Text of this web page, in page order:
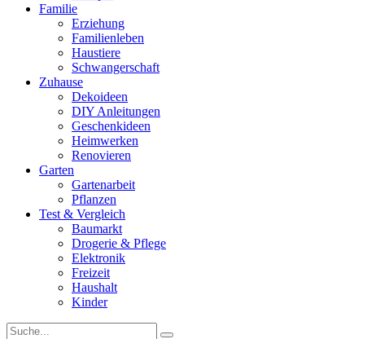
Familie
Erziehung
Familienleben
Haustiere
Schwangerschaft
Zuhause
Dekoideen
DIY Anleitungen
Geschenkideen
Heimwerken
Renovieren
Garten
Gartenarbeit
Pflanzen
Test & Vergleich
Baumarkt
Drogerie & Pflege
Elektronik
Freizeit
Haushalt
Kinder